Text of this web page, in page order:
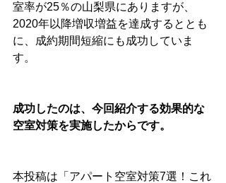
室率が25％の山梨県にありますが、
2020年以降増収増益を達成するととも
に、成約期間短縮にも成功していま
す。
成功したのは、今回紹介する効果的な
空室対策を実施したからです。
本投稿は「アパート空室対策7選！これ